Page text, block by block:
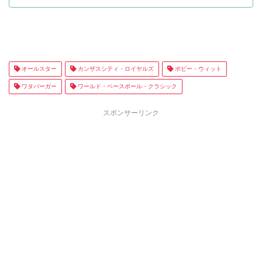
オールスター カンザスシティ・ロイヤルズ ボビー・ウィット
ワタバーガー ワールド・ベースボール・クラシック
スポンサーリンク